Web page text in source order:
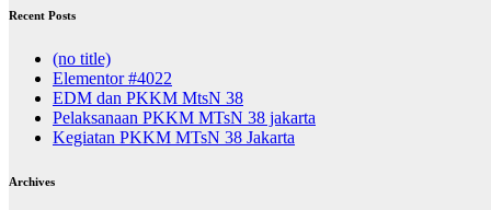
Recent Posts
(no title)
Elementor #4022
EDM dan PKKM MtsN 38
Pelaksanaan PKKM MTsN 38 jakarta
Kegiatan PKKM MTsN 38 Jakarta
Archives